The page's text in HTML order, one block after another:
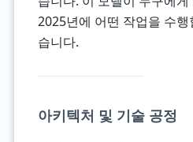
2025년에 어떤 작업을 수
습니다.
아키텍처 및 기술 공정